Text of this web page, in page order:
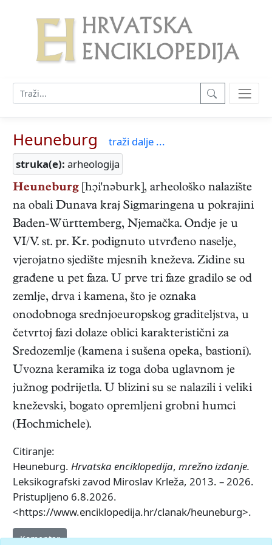
Heuneburg
traži dalje ...
struka(e): arheologija
Heuneburg [hi'nəburk], arheološko nalazište
na obali Dunava kraj Sigmaringena u pokrajini
Baden-Württemberg, Njemačka. Ondje je u
VI/V. st. pr. Kr. podignuto utvrđeno naselje,
vjerojatno sjedište mjesnih kneževa. Zidine su
građene u pet faza. U prve tri faze gradilo se od
zemlje, drva i kamena, što je oznaka
onodobnoga srednjoeuropskog graditeljstva, u
četvrtoj fazi dolaze oblici karakteristični za
Sredozemlje (kamena i sušena opeka, bastioni).
Uvozna keramika iz toga doba uglavnom je
južnog podrijetla. U blizini su se nalazili i veliki
kneževski, bogato opremljeni grobni humci
(Hochmichele).
Citiranje:
Heuneburg. Hrvatska enciklopedija, mrežno izdanje.
Leksikografski zavod Miroslav Krleža, 2013. – 2026.
Pristupljeno 6.8.2026.
<https://www.enciklopedija.hr/clanak/heuneburg>.
Komentar